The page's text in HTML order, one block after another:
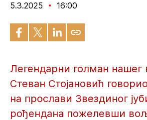
5.3.2025 16:00
Легендарни голман нашег
Стеван Стојановић
на прослави Звездиног
рођендана пожелевши